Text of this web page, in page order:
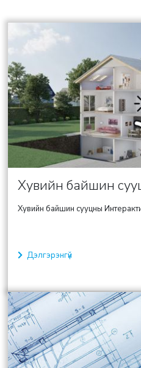
Хувийн байшин
Хувийн байшин сууцны
Дэлгэрэнгүй